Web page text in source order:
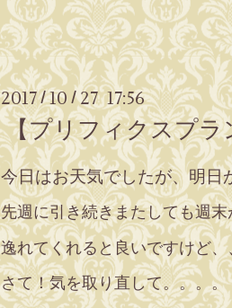
2017/10 /27 17:56
【プリフィクスプラ
今日はお天気でしたが、明日
先週に引き続きまたしても週
逸れてくれると良いですけど、
さて！気を取り直して。。。。